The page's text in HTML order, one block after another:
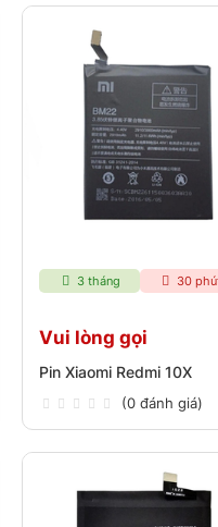
3 tháng 30
Vui lòng gọi
Pin Xiaomi Redmi 10X
(0 đánh giá)